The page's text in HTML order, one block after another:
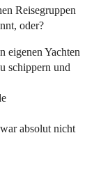
Reisegruppen
oder?
eigenen Yachten
schippern und
absolut nicht